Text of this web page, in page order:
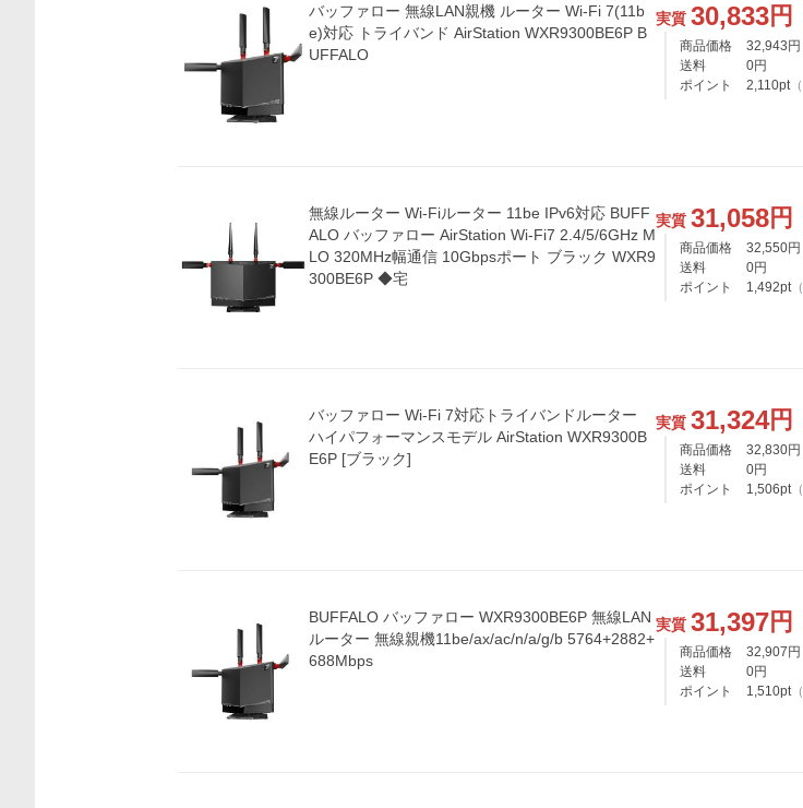
バッファロー 無線LAN親機 ルーター Wi-Fi 7(11b
e)対応 トライバンド AirStation WXR9300BE6P B
UFFALO
実質 30,833円
商品価格 32,943 円
送料
0円
ポイント
2,110pt（
無線ルーター Wi-Fiルーター 11be IPv6対応 BUFF
ALO バッファロー AirStation Wi-Fi7 2.4/5/6GHz M
LO 320MHz幅通信 10Gbpsポート ブラック WXR9
300BE6P ◆宅
実質 31,058円
商品価格 32,550円
送料
0円
ポイント
1,492pt（
バッファロー Wi-Fi 7対応トライバンドルーター
ハイパフォーマンスモデル AirStation WXR9300B
E6P [ブラック]
実質 31,324円
商品価格 32,830円
送料
0円
ポイント
1,506pt（
BUFFALO バッファロー WXR9300BE6P 無線LAN
ルーター 無線親機11be/ax/ac/n/a/g/b 5764+2882+
688Mbps
実質 31,397円
商品価格 32,907 円
送料
0円
ポイント
1,510pt（